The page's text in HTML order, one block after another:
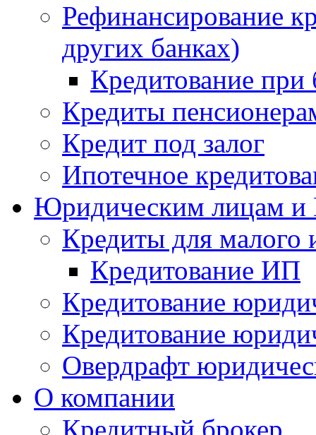
Рефинансирование
других банках)
Кредитование при
Кредиты
Кредит под залог
Ипотечное
Юридическим лицам
Кредиты для малого
Кредитование ИП
Кредитование
Кредитование
Овердрафт
О компании